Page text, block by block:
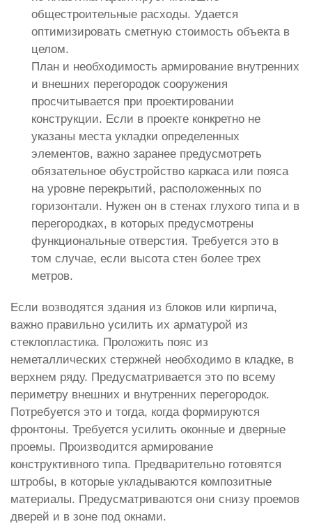
общестроительные расходы. Удается
оптимизировать сметную стоимость объекта в
целом.
План и необходимость армирование внутренних
и внешних перегородок сооружения
просчитывается при проектировании
конструкции. Если в проекте конкретно не
указаны места укладки определенных
элементов, важно заранее предусмотреть
обязательное обустройство каркаса или пояса
на уровне перекрытий, расположенных по
горизонтали. Нужен он в стенах глухого типа и в
перегородках, в которых предусмотрены
функциональные отверстия. Требуется это в
том случае, если высота стен более трех
метров.
Если возводятся здания из блоков или кирпича,
важно правильно усилить их арматурой из
стеклопластика. Проложить пояс из
неметаллических стержней необходимо в кладке, в
верхнем ряду. Предусматривается это по всему
периметру внешних и внутренних перегородок.
Потребуется это и тогда, когда формируются
фронтоны. Требуется усилить оконные и дверные
проемы. Производится армирование
конструктивного типа. Предварительно готовятся
штробы, в которые укладываются композитные
материалы. Предусматриваются они снизу проемов
дверей и в зоне под окнами.